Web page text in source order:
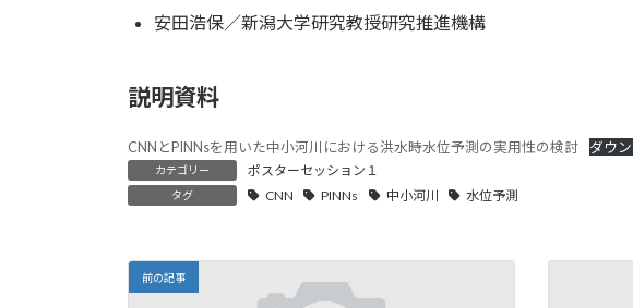
安田浩保／新潟大学研究教授研究推進機構
説明資料
CNNとPINNsを用いた中小河川における洪水時水位予測の実用性の検討 ダウ
カテゴリー ポスターセッション１
タグ CNN PINNs 中小河川 水位予測
前の記事